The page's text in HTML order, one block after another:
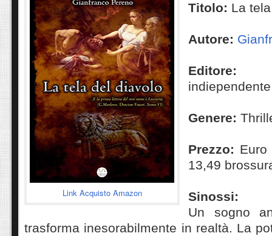
Link Acquisto Amazon
Titolo: La
Autore:
Editore:
indiependente
Genere:
Prezzo: Euro
13,49
Sinossi:
Un sogno
trasforma inesorabilmente in realtà. La